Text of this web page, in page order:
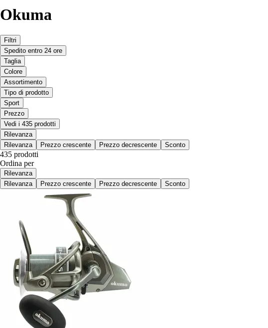
Okuma
Filtri
Spedito entro 24 ore
Taglia
Colore
Assortimento
Tipo di prodotto
Sport
Prezzo
Vedi i 435 prodotti
Rilevanza
Rilevanza
Prezzo crescente Prezzo decrescente Sconto
435 prodotti
Ordina per
Rilevanza
Rilevanza
Prezzo crescente Prezzo decrescente Sconto